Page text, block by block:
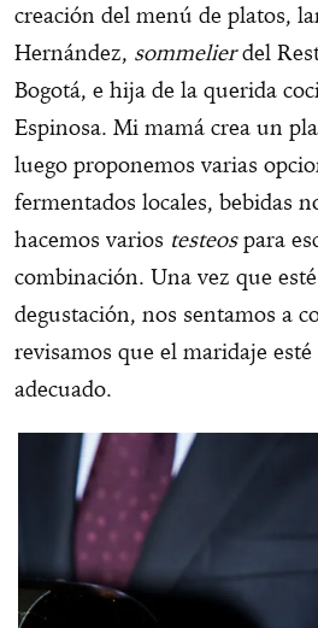
creación del menú de platos,
Hernández, sommelierdel
Bogotá, e hija de la querida
Espinosa. Mi mamá crea un
luego proponemos varias
fermentados locales, bebidas
hacemos varios testeospara
combinación. Una vez que
degustación, nos sentamos a
revisamos que el maridaje
adecuado.